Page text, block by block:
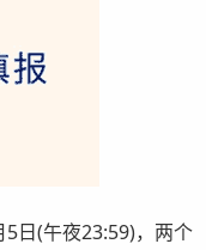
日(午夜23:59)，两个